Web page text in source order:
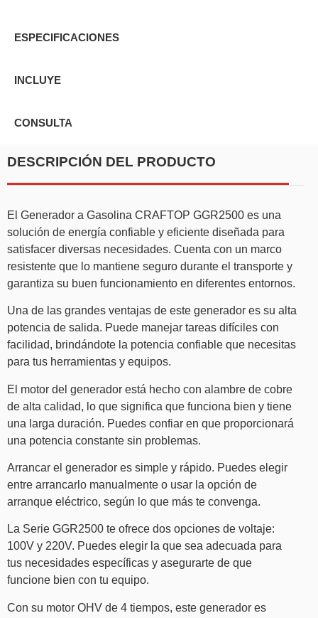
ESPECIFICACIONES
INCLUYE
CONSULTA
DESCRIPCIÓN DEL PRODUCTO
El Generador a Gasolina CRAFTOP GGR2500 es una
solución de energía confiable y eficiente diseñada para
satisfacer diversas necesidades. Cuenta con un marco
resistente que lo mantiene seguro durante el transporte y
garantiza su buen funcionamiento en diferentes entornos.
Una de las grandes ventajas de este generador es su alta
potencia de salida. Puede manejar tareas difíciles con
facilidad, brindándote la potencia confiable que necesitas
para tus herramientas y equipos.
El motor del generador está hecho con alambre de cobre
de alta calidad, lo que significa que funciona bien y tiene
una larga duración. Puedes confiar en que proporcionará
una potencia constante sin problemas.
Arrancar el generador es simple y rápido. Puedes elegir
entre arrancarlo manualmente o usar la opción de
arranque eléctrico, según lo que más te convenga.
La Serie GGR2500 te ofrece dos opciones de voltaje:
100V y 220V. Puedes elegir la que sea adecuada para
tus necesidades específicas y asegurarte de que
funcione bien con tu equipo.
Con su motor OHV de 4 tiempos, este generador es